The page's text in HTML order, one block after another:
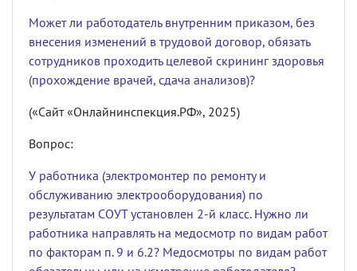
Может ли работодатель внутренним приказом, без
внесения изменений в трудовой договор, обязать
сотрудников проходить целевой скрининг здоровья
(прохождение врачей, сдача анализов)?
(«Сайт «Онлайнинспекция.РФ», 2025)
Вопрос:
У работника (электромонтер по ремонту и
обслуживанию электрооборудования) по
результатам СОУТ установлен 2-й класс. Нужно ли
работника направлять на медосмотр по видам работ
по факторам п. 9 и 6.2? Медосмотры по видам работ